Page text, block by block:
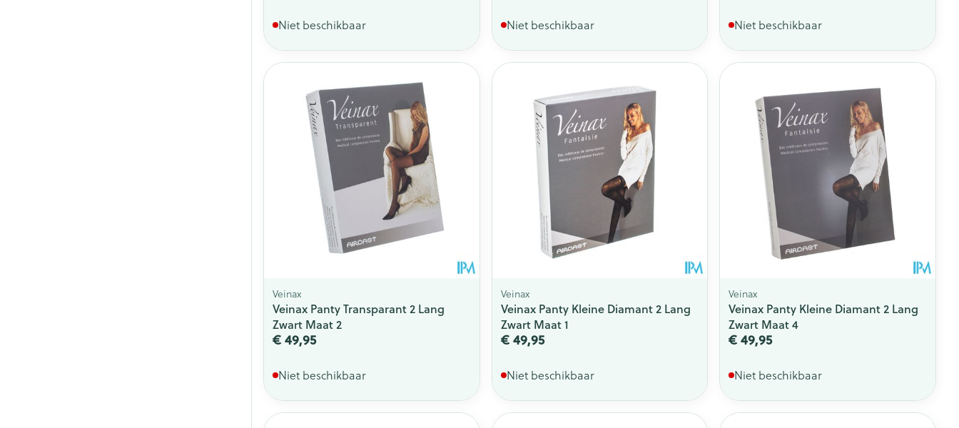
Niet beschikbaar Niet beschikbaar Niet beschikbaar
Veinax
Veinax Panty Transparant 2 Lang
Zwart Maat 2
€ 49,95
Niet beschikbaar
Veinax
Veinax Panty Kleine Diamant 2 Lang
Zwart Maat 1
€ 49,95
Niet beschikbaar
Veinax
Veinax Panty Kleine Diamant 2 Lang
Zwart Maat 4
€ 49,95
Niet beschikbaar